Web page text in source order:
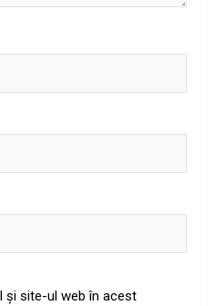
și site-ul web în acest